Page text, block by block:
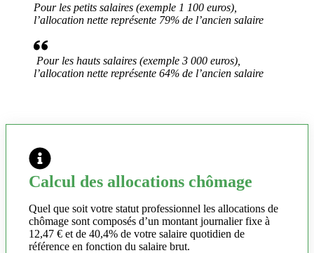
Pour les petits salaires (exemple 1 100 euros),
l’allocation nette représente 79% de l’ancien salaire
Pour les hauts salaires (exemple 3 000 euros),
l’allocation nette représente 64% de l’ancien salaire
Calcul des allocations chômage
Quel que soit votre statut professionnel les allocations de
chômage sont composés d’un montant journalier fixe à
12,47 € et de 40,4% de votre salaire quotidien de
référence en fonction du salaire brut.